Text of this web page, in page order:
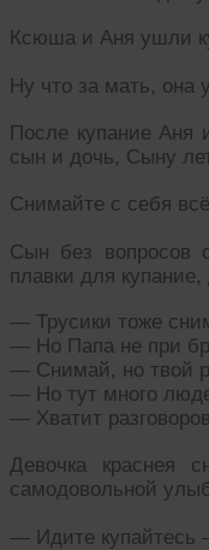
Ксюша и Аня ушли
Ну что за мать, она
После купание Аня
сын и дочь, Сыну
Снимайте с себя
Сын без вопросов
плавки для
— Трусики тоже
— Но Папа не при
— Снимай, но твой
— Но тут много
— Хватит
Девочка краснея
самодовольной
— Идите купайтесь